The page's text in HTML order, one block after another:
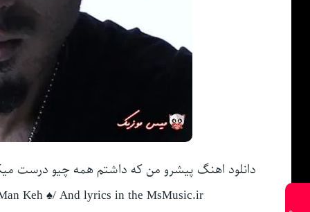
دانلود اهنگ پیشرو من که داشتم همه چیو درست
Keh ♠/ And lyrics in the MsMusic.ir